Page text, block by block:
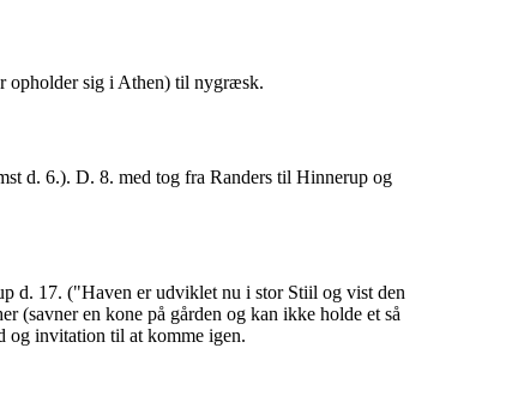
opholder sig i Athen) til nygræsk.
d. 6.). D. 8. med tog fra Randers til Hinnerup og
d. 17. ("Haven er udviklet nu i stor Stiil og vist den
(savner en kone på gården og kan ikke holde et så
og invitation til at komme igen.